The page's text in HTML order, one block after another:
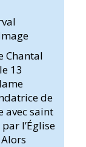
Chantal
13
de
avec saint
l’Église